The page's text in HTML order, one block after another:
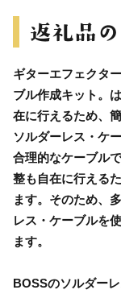
ギターエフェクタ
ブル作成キット。
在に行えるため、
ソルダーレス・ケ
合理的なケーブル
整も自在に行える
ます。そのため、
レス・ケーブルを
ます。
BOSSのソルダー